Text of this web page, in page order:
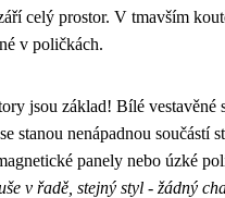
celý prostor. V tmavším
v poličkách.
jsou základ! Bílé vestavěné
stanou nenápadnou součástí
panely nebo úzké
v řadě, stejný styl - žádný